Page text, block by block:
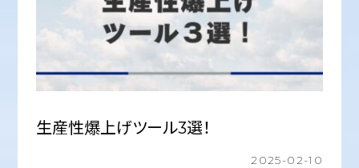
生産性爆上げツール3選！
2025-02-10